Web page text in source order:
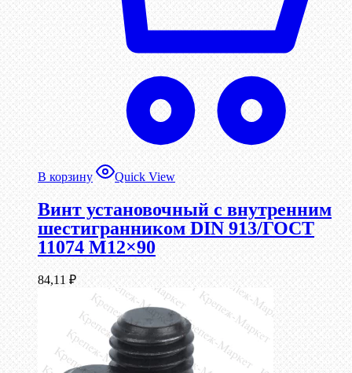
В корзину Quick View
Винт установочный с внутренним
шестигранником DIN 913/ГОСТ
11074 М12×90
84,11 ₽